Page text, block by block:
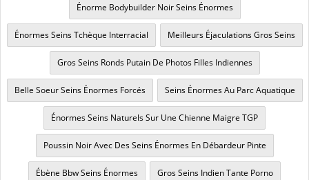
Énorme Bodybuilder Noir Seins Énormes
Énormes Seins Tchèque Interracial Meilleurs Éjaculations Gros Seins
Gros Seins Ronds Putain De Photos Filles Indiennes
Belle Soeur Seins Énormes Forcés Seins Énormes Au Parc Aquatique
Énormes Seins Naturels Sur Une Chienne Maigre TGP
Poussin Noir Avec Des Seins Énormes En Débardeur Pinte
Ébène Bbw Seins Énormes Gros Seins Indien Tante Porno